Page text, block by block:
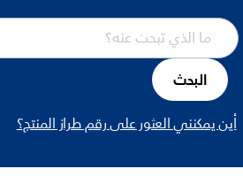
البحث
أين يمكنني العثور على رقم طراز المنتج؟